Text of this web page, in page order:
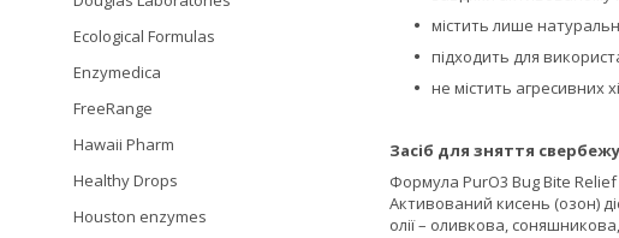
містить лише
підходить для
не містить агресивних
Засіб для зняття
Формула PurO3 Bug Bite
Активований кисень (озон)
олії – оливкова,
Ecological Formulas
Enzymedica
FreeRange
Hawaii Pharm
Healthy Drops
Houston enzymes